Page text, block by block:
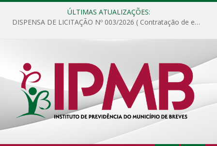
ÚLTIMAS ATUALIZAÇÕES:
DISPENSA DE LICITAÇÃO Nº 003/2026 ( Contratação de empresa para fornecimento de gêneros alimentícios não perecíveis, materiais de expediente, descartáveis, copa e cozinha, para análise e posterior publicação.)